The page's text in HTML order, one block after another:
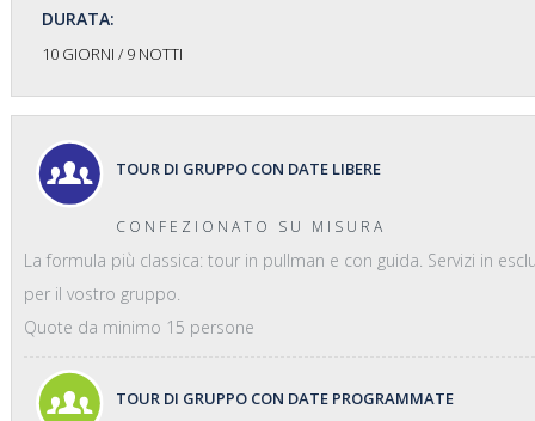
DURATA:
10 GIORNI / 9 NOTTI
TOUR DI GRUPPO CON DATE LIBERE
CONFEZIONATO SU MISURA
La formula più classica: tour in pullman e con guida. Servizi in
per il vostro gruppo.
Quote da minimo 15 persone
TOUR DI GRUPPO CON DATE PROGRAMMATE